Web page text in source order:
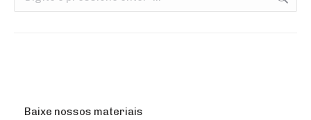
Baixe nossos materiais